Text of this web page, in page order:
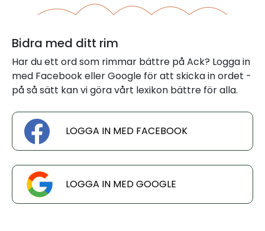
Bidra med ditt rim
Har du ett ord som rimmar bättre på Ack? Logga in
med Facebook eller Google för att skicka in ordet -
på så sätt kan vi göra vårt lexikon bättre för alla.
LOGGA IN MED FACEBOOK
LOGGA IN MED GOOGLE